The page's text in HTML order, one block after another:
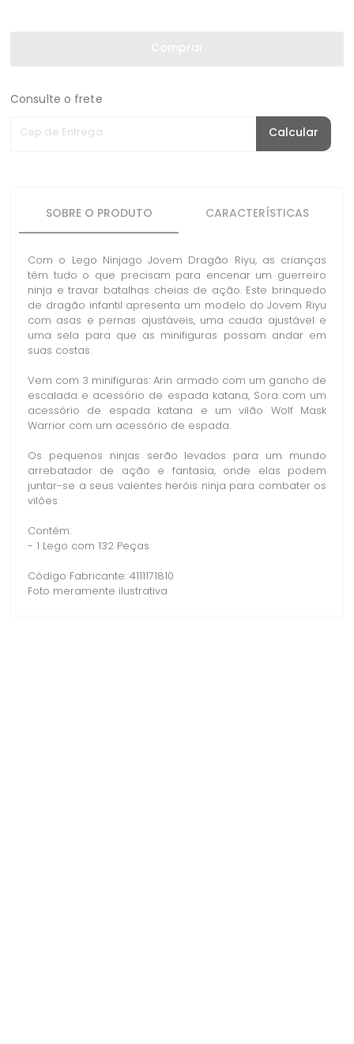
Consulte o frete
Cep de Entrega Calcular
SOBRE O PRODUTO CARACTERÍSTICAS
Com o Lego Ninjago Jovem Dragão Riyu, as crianças
têm tudo o que precisam para encenar um guerreiro
ninja e travar batalhas cheias de ação. Este brinquedo
de dragão infantil apresenta um modelo do Jovem Riyu
com asas e pernas ajustáveis, uma cauda ajustável e
uma sela para que as minifiguras possam andar em
suas costas.
Vem com 3 minifiguras: Arin armado com um gancho de
escalada e acessório de espada katana, Sora com um
acessório de espada katana e um vilão Wolf Mask
Warrior com um acessório de espada.
Os pequenos ninjas serão levados para um mundo
arrebatador de ação e fantasia, onde elas podem
juntar-se a seus valentes heróis ninja para combater os
vilões.
Contém:
- 1 Lego com 132 Peças
Código Fabricante: 4111171810
Foto meramente ilustrativa